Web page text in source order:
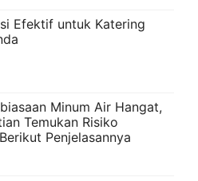
Efektif untuk Katering
Minum Air Hangat,
Temukan Risiko
Penjelasannya